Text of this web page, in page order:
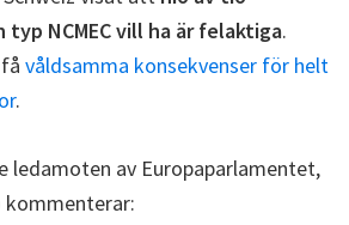
NCMEC vill ha är felaktiga.
våldsamma konsekvenser för helt
.
ledamoten av Europaparlamentet,
kommenterar: